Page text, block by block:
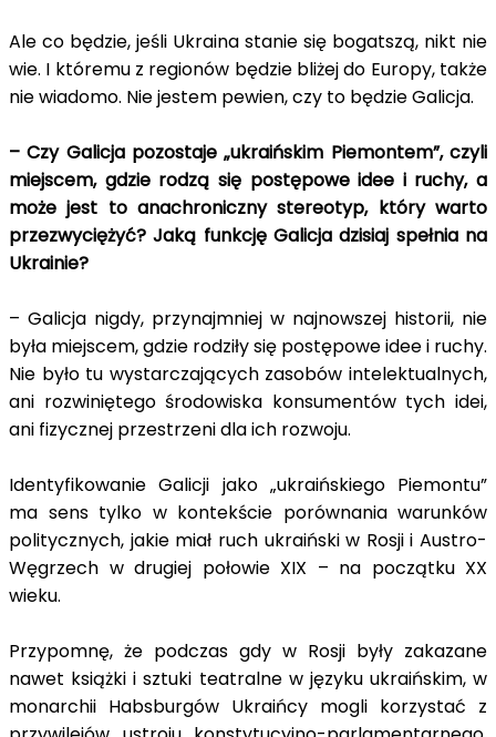
Ale co będzie, jeśli Ukraina stanie się bogatszą, nikt nie
wie. I któremu z regionów będzie bliżej do Europy, także
nie wiadomo. Nie jestem pewien, czy to będzie Galicja.
– Czy Galicja pozostaje „ukraińskim Piemontem”, czyli
miejscem, gdzie rodzą się postępowe idee i ruchy, a
może jest to anachroniczny stereotyp, który warto
przezwyciężyć? Jaką funkcję Galicja dzisiaj spełnia na
Ukrainie?
– Galicja nigdy, przynajmniej w najnowszej historii, nie
była miejscem, gdzie rodziły się postępowe idee i ruchy.
Nie było tu wystarczających zasobów intelektualnych,
ani rozwiniętego środowiska konsumentów tych idei,
ani fizycznej przestrzeni dla ich rozwoju.
Identyfikowanie Galicji jako „ukraińskiego Piemontu”
ma sens tylko w kontekście porównania warunków
politycznych, jakie miał ruch ukraiński w Rosji i Austro-
Węgrzech w drugiej połowie XIX – na początku XX
wieku.
Przypomnę, że podczas gdy w Rosji były zakazane
nawet książki i sztuki teatralne w języku ukraińskim, w
monarchii Habsburgów Ukraińcy mogli korzystać z